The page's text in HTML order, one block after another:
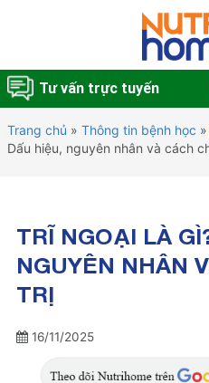
Tư vấn trực tuyến
Trang chủ » Thông tin bệnh học »
Dấu hiệu, nguyên nhân và cách
TRĨ NGOẠI LÀ
NGUYÊN NHÂN
TRỊ
16/11/2025